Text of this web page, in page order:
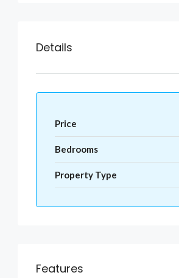
Details
Price
Bedrooms
Property Type
Features